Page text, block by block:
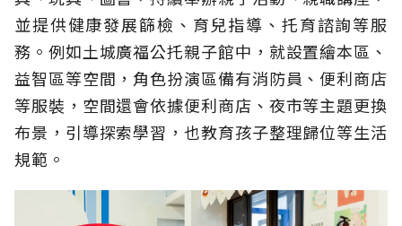
並提供健康發展篩檢、育兒指導、托育諮詢等服
務。例如土城廣福公托親子館中，就設置繪本區、
益智區等空間，角色扮演區備有消防員、便利商店
等服裝，空間還會依據便利商店、夜市等主題更換
布景，引導探索學習，也教育孩子整理歸位等生活
規範。